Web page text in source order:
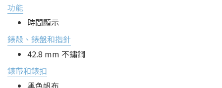
功能
時間顯示
錶殼、錶盤和指針
42.8 mm 不鏽鋼
錶帶和錶扣
黑色帆布